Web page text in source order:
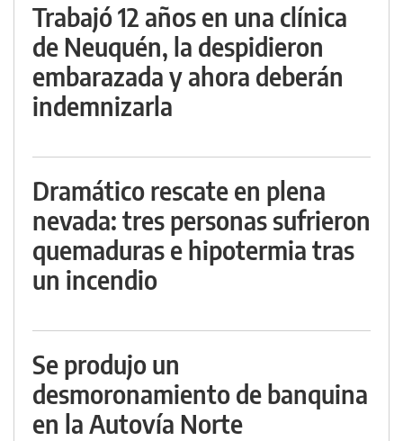
Trabajó 12 años en una clínica
de Neuquén, la despidieron
embarazada y ahora deberán
indemnizarla
Dramático rescate en plena
nevada: tres personas sufrieron
quemaduras e hipotermia tras
un incendio
Se produjo un
desmoronamiento de banquina
en la Autovía Norte